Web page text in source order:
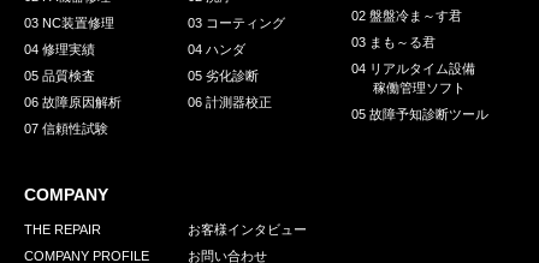
03 NC装置修理
04 修理実績
05 品質検査
06 故障原因解析
07 信頼性試験
03 コーティング
04 ハンダ
05 劣化診断
06 計測器校正
02 盤盤冷ま～す君
03 まも～る君
04 リアルタイム設備
稼働管理ソフト
05 故障予知診断ツール
COMPANY
THE REPAIR
COMPANY PROFILE
お客様インタビュー
お問い合わせ